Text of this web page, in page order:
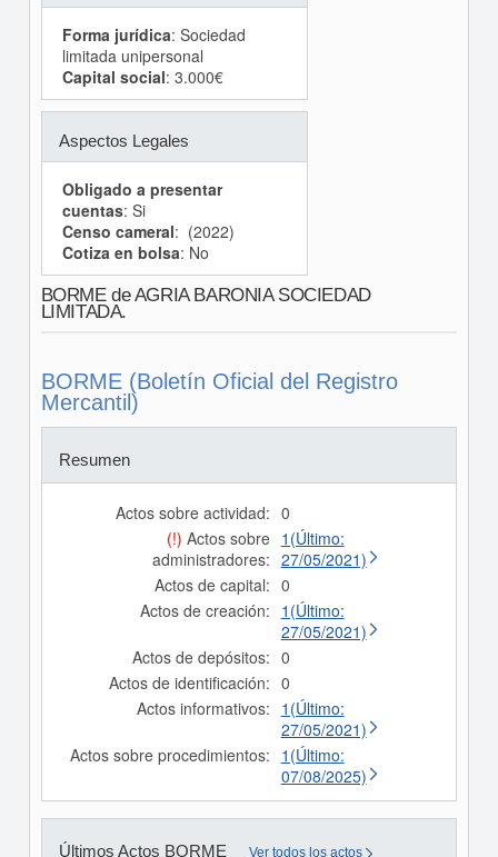
Forma jurídica: Sociedad
limitada unipersonal
Capital social: 3.000€
Aspectos Legales
Obligado a presentar
cuentas: Si
Censo cameral: (2022)
Cotiza en bolsa: No
BORME de AGRIA BARONIA SOCIEDAD
LIMITADA.
BORME (Boletín Oficial del Registro
Mercantil)
Resumen
Actos sobre actividad: 0
(!) Actos sobre
administradores:
1(Último:
27/05/2021)
Actos de capital: 0
Actos de creación: 1(Último:
27/05/2021)
Actos de depósitos: 0
Actos de identificación: 0
Actos informativos: 1(Último:
27/05/2021)
Actos sobre procedimientos: 1(Último:
07/08/2025)
Últimos Actos BORME Ver todos los actos